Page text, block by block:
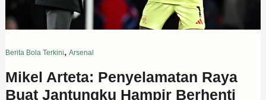
Berita Bola Terkini, Arsenal
Mikel Arteta: Penyelamatan Raya
Buat Jantungku Hampir Berhenti